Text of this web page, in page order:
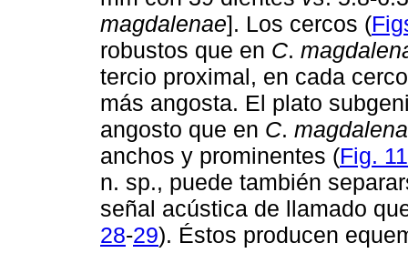
magdalenae]. Los cercos (
robustos que en C.
tercio proximal, en cada
más angosta. El plato
angosto que en C.
anchos y prominentes (Fig. 11
n. sp., puede también
señal acústica de llamado
28-29). Éstos producen